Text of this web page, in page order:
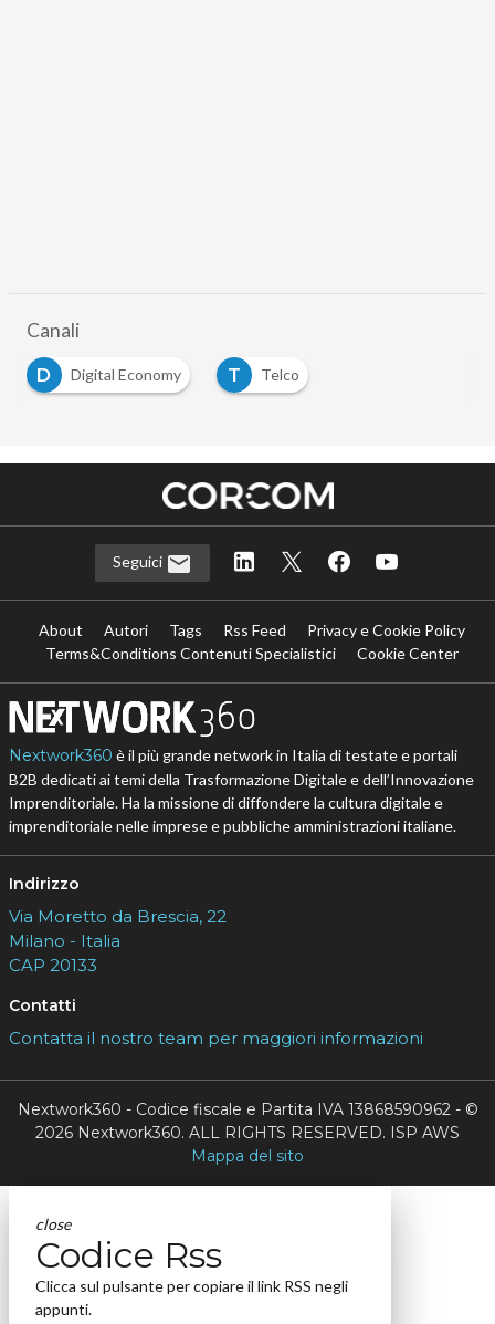
Canali
D
Digital Economy T Telco
Seguici
About Autori Tags Rss Feed
Privacy e Cookie Policy
Terms&Conditions Contenuti Specialistici
Cookie Center
Nextwork360 è il più grande network in Italia di testate e portali
B2B dedicati ai temi della Trasformazione Digitale e dell’Innovazione
Imprenditoriale. Ha la missione di diffondere la cultura digitale e
imprenditoriale nelle imprese e pubbliche amministrazioni italiane.
Indirizzo
Via Moretto da Brescia, 22
Milano - Italia
CAP 20133
Contatti
Contatta il nostro team per maggiori informazioni
Nextwork360 - Codice fiscale e Partita IVA 13868590962 - ©
2026 Nextwork360. ALL RIGHTS RESERVED. ISP AWS
Mappa del sito
close
Codice Rss
Clicca sul pulsante per copiare il link RSS negli
appunti.